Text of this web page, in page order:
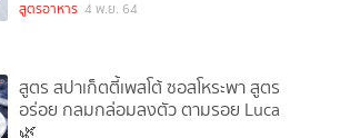
สูตรอาหาร 4 พ.ย. 64
สูตร สปาเก็ตตี้เพสโต้ ซอสโหระพา สูตร
อร่อย กลมกล่อมลงตัว ตามรอย Luca
🌿